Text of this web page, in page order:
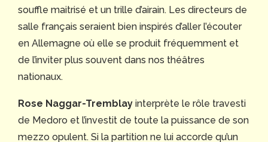
souffle maitrisé et un trille d’airain. Les directeurs de
salle français seraient bien inspirés d’aller l’écouter
en Allemagne où elle se produit fréquemment et
de l’inviter plus souvent dans nos théâtres
nationaux.
Rose Naggar-Tremblay interprète le rôle travesti
de Medoro et l’investit de toute la puissance de son
mezzo opulent. Si la partition ne lui accorde qu’un